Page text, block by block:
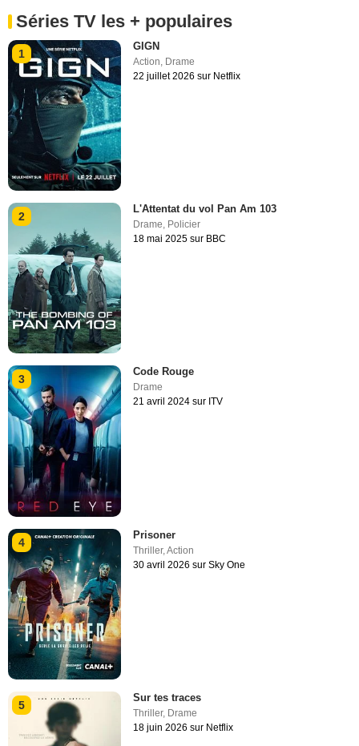
Séries TV les + populaires
1
GIGN
Action Drame
22 juillet 2026 sur Netflix
2
L'Attentat du vol Pan Am 103
Drame, Policier
18 mai 2025 sur BBC
3
Code Rouge
Drame
21 avril 2024 sur ITV
4
Prisoner
Thriller,Action
30 avril 2026 sur Sky One
5
Sur tes traces
Thriller, Drame
18 juin 2026 sur Netflix